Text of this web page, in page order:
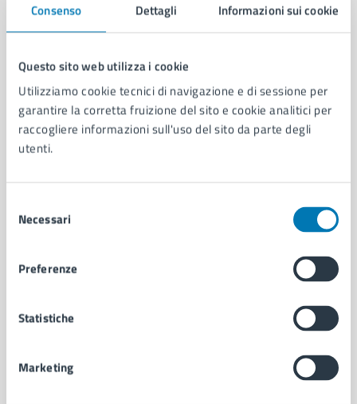
Consenso Dettagli Informazioni sui cookie
Questo sito web utilizza i cookie
Utilizziamo cookie tecnici di navigazione e di sessione per
garantire la corretta fruizione del sito e cookie analitici per
raccogliere informazioni sull'uso del sito da parte degli
utenti.
delNecessari
Preferenze
Statistiche
Marketing
AMMINISTRAZIONE
Aree amministrative
Organi di governo
Municipalità
Politici
Intranet, posta aziendale e protocollo
CATEGORIE DI SERVIZIO
Anagrafe e stato civile